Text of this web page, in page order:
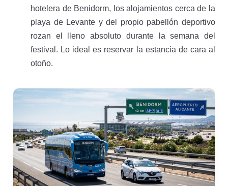
hotelera de Benidorm, los alojamientos cerca de la
playa de Levante y del propio pabellón deportivo
rozan el lleno absoluto durante la semana del
festival. Lo ideal es reservar la estancia de cara al
otoño.